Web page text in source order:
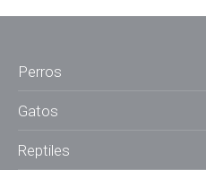
Perros
Gatos
Reptiles